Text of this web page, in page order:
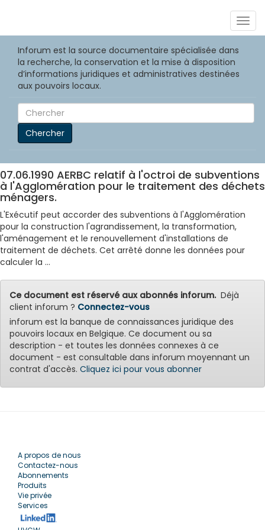
Inforum est la source documentaire spécialisée dans
la recherche, la conservation et la mise à disposition
d’informations juridiques et administratives destinées
aux pouvoirs locaux.
Chercher
07.06.1990 AERBC relatif à l'octroi de subventions
à l'Agglomération pour le traitement des déchets
ménagers.
L'Exécutif peut accorder des subventions à l'Agglomération
pour la construction l'agrandissement, la transformation,
l'aménagement et le renouvellement d'installations de
traitement de déchets. Cet arrêté donne les données pour
calculer la ...
Ce document est réservé aux abonnés inforum.Déjà
client inforum ? Connectez-vous
inforum est la banque de connaissances juridique des
pouvoirs locaux en Belgique. Ce document ou sa
description - et toutes les données connexes à ce
document - est consultable dans inforum moyennant un
contrat d'accès. Cliquez ici pour vous abonner
A propos de nous
Contactez-nous
Abonnements
Produits
Vie privée
Services